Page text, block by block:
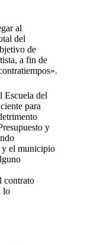
al
del
de
a fin de
Escuela del
para
y
y el municipio
contrato
lo